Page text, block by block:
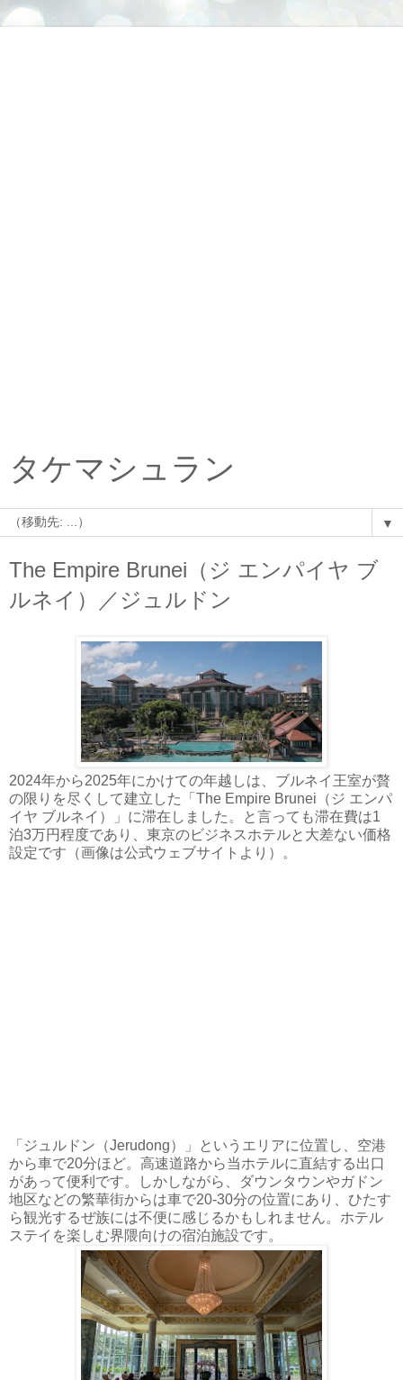
タケマシュラン
▼
The Empire Brunei（ジ エンパイヤ ブ
ルネイ）／ジュルドン
2024年から2025年にかけての年越しは、ブルネイ王室が贅
の限りを尽くして建立した「The Empire Brunei（ジ エンパ
イヤ ブルネイ）」に滞在しました。と言っても滞在費は1
泊3万円程度であり、東京のビジネスホテルと大差ない価格
設定です（画像は公式ウェブサイトより）。
「ジュルドン（Jerudong）」というエリアに位置し、空港
から車で20分ほど。高速道路から当ホテルに直結する出口
があって便利です。しかしながら、ダウンタウンやガドン
地区などの繁華街からは車で20-30分の位置にあり、ひたす
ら観光するぜ族には不便に感じるかもしれません。ホテル
ステイを楽しむ界隈向けの宿泊施設です。